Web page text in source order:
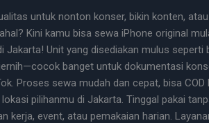
untuk nonton konser, bikin konten,
Kini kamu bisa sewa iPhone original
Jakarta! Unit yang disediakan mulus seperti
banget untuk dokumentasi
Proses sewa mudah dan cepat, bisa COD
pilihanmu di Jakarta. Tinggal pakai
kerja, event, atau pemakaian harian.